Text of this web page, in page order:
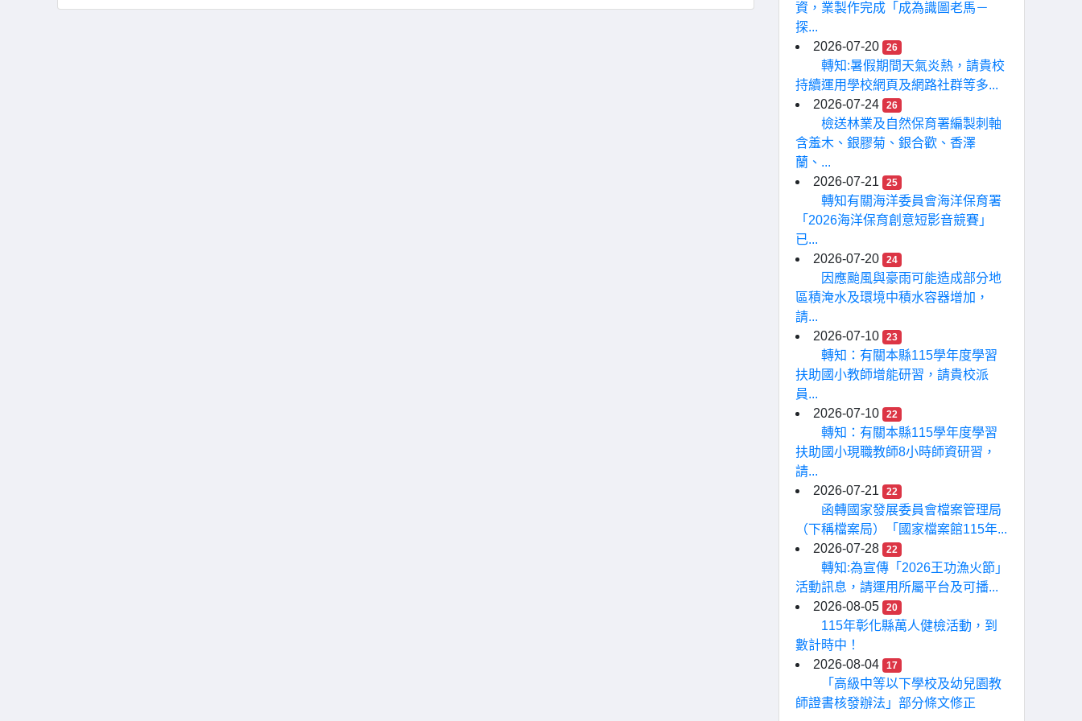
資，業製作完成「成為識圖老馬－
探...
2026-07-20
26
轉知:暑假期間天氣炎熱，請貴校
持續運用學校網頁及網路社群等多...
2026-07-24
26
檢送林業及自然保育署編製刺軸
含羞木、銀膠菊、銀合歡、香澤
蘭、...
2026-07-21
25
轉知有關海洋委員會海洋保育署
「2026海洋保育創意短影音競賽」
已...
2026-07-20
24
因應颱風與豪雨可能造成部分地
區積淹水及環境中積水容器增加，
請...
2026-07-10
23
轉知：有關本縣115學年度學習
扶助國小教師增能研習，請貴校派
員...
2026-07-10
22
轉知：有關本縣115學年度學習
扶助國小現職教師8小時師資研習，
請...
2026-07-21
22
函轉國家發展委員會檔案管理局
（下稱檔案局）「國家檔案館115年...
2026-07-28
22
轉知:為宣傳「2026王功漁火節」
活動訊息，請運用所屬平台及可播...
2026-08-05
20
115年彰化縣萬人健檢活動，到
數計時中！
2026-08-04
17
「高級中等以下學校及幼兒園教
師證書核發辦法」部分條文修正